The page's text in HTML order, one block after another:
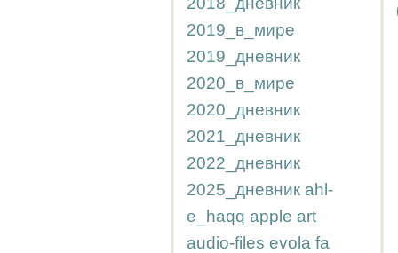
2019_в_мире
2019_дневник
2020_в_мире
2020_дневник
2021_дневник
2022_дневник
2025_дневник ahl-
e_haqq apple art
audio-files evola fa